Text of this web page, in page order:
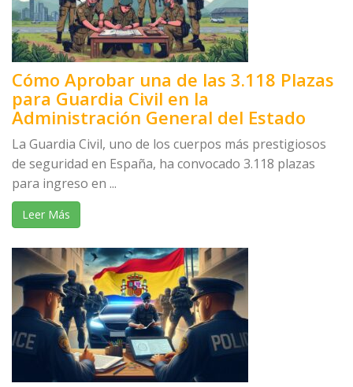
Cómo Aprobar una de las 3.118 Plazas
para Guardia Civil en la
Administración General del Estado
La Guardia Civil, uno de los cuerpos más prestigiosos
de seguridad en España, ha convocado 3.118 plazas
para ingreso en ...
Leer Más